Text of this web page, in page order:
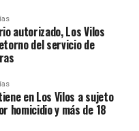
autorizado, Los Vilos
del servicio de
en Los Vilos a sujeto
homicidio y más de 18